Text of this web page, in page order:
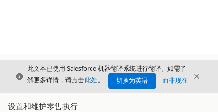
关闭
此文本已使用 Salesforce 机器翻译系统进行翻译。如需了
解更多详情，请点击此处。 切换为英语 而非现在 关闭
设置和维护零售执行